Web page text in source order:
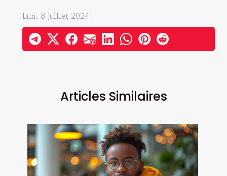
Articles Similaires
Lun. 8 juillet 2024